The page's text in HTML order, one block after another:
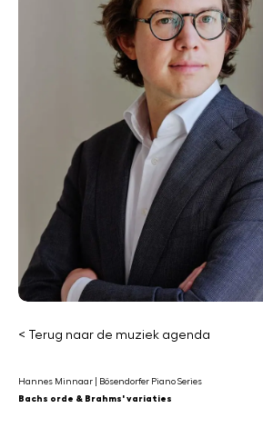
< Terug naar de muziek agenda
Hannes Minnaar | Bösendorfer Piano Series
Bachs orde & Brahms' variaties